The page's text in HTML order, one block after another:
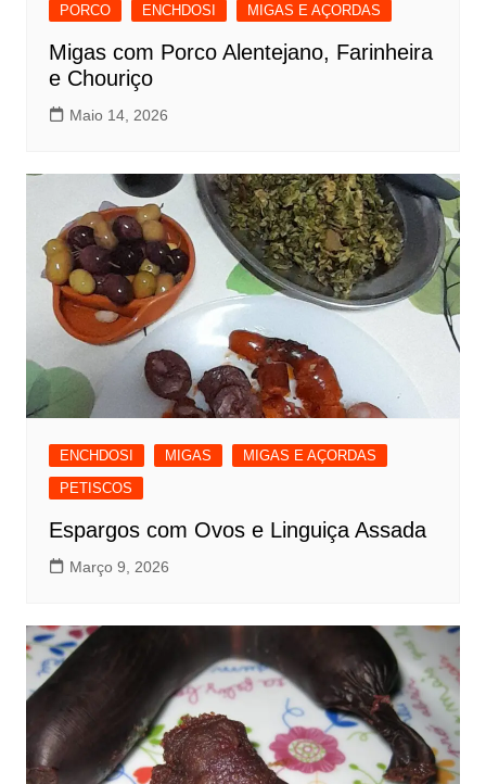
PORCO ENCHDOSI MIGAS E AÇORDAS
Migas com Porco Alentejano, Farinheira
e Chouriço
Maio 14, 2026
ENCHDOSI MIGAS
MIGAS E AÇORDAS
PETISCOS
Espargos com Ovos e Linguiça Assada
Março 9, 2026